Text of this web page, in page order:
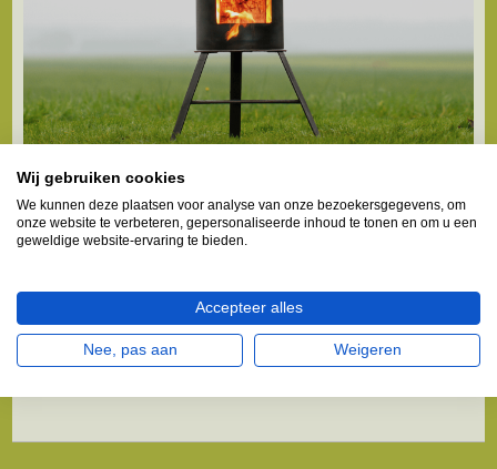
Copyright © Het is ten strengste verboden (delen) van
bovenstaande tekst te publiceren.
Wel mag deze informatie gebruikt worden als bron voor non-
Mits de volgende (Dofollow) bronvermelding bij de tekst
geplaatst wordt:
http://www.melkbusshop.nl/
Dit geldt voor alle (social) media, online en schriftelijke uitingen.
Wij gebruiken cookies
We kunnen deze plaatsen voor analyse van onze bezoekersgegevens, om
onze website te verbeteren, gepersonaliseerde inhoud te tonen en om u een
geweldige website-ervaring te bieden.
Accepteer alles
Nee, pas aan Weigeren